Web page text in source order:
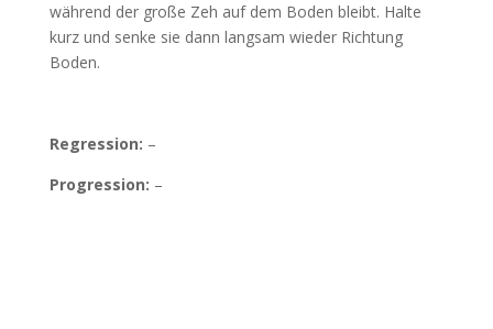
während der große Zeh auf dem Boden bleibt. Halte
kurz und senke sie dann langsam wieder Richtung
Boden.
Regression: –
Progression: –